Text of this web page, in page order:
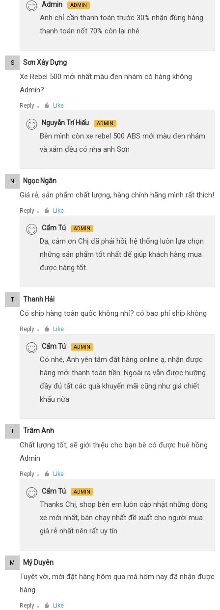
Admin ADMIN
Anh chỉ cần thanh toán trước 30% nhận đúng hàng
thanh toán nốt 70% còn lại nhé
S Sơn Xây Dựng
Xe Rebel 500 mới nhất màu đen nhám có hàng không
Admin?
Reply ● Like
Nguyễn Trí Hiếu ADMIN
Bên mình còn xe rebel 500 ABS mới màu đen nhám
và xám đều có nha anh Sơn
N Ngọc Ngân
Giá rẻ, sản phẩm chất lượng, hàng chính hãng mình rất thích!
Reply ● Like
Cẩm Tú ADMIN
Dạ, cảm ơn Chị đã phải hồi, hệ thống luôn lựa chọn
những sản phẩm tốt nhất để giúp khách hàng mua
được hàng tốt.
T Thanh Hải
Có ship hàng toàn quốc không nhỉ? có bao phí ship không
Reply ● Like
Cẩm Tú ADMIN
Có nhé, Anh yên tâm đặt hàng online ạ, nhận được
hàng mới thanh toán tiền. Ngoài ra vẫn được hưỡng
đầy đủ tất các quà khuyến mãi cũng như giá chiết
khấu nữa
T Trâm Anh
Chất lượng tốt, sẽ giới thiệu cho bạn bè có được huê hồng
Admin
Reply ● Like
Cẩm Tú ADMIN
Thanks Chị, shop bên em luôn cập nhật những dòng
xe mới nhất, bán chạy nhất đề xuất cho người mua
giá rẻ nhất nên rất uy tín.
M Mỹ Duyên
Tuyệt vời, mới đặt hàng hôm qua mà hôm nay đã nhận được
hàng.
Reply ● Like